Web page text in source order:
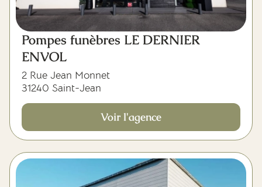
Pompes funèbres LE DERNIER
ENVOL
2 Rue Jean Monnet
31240 Saint-Jean
Voir l'agence